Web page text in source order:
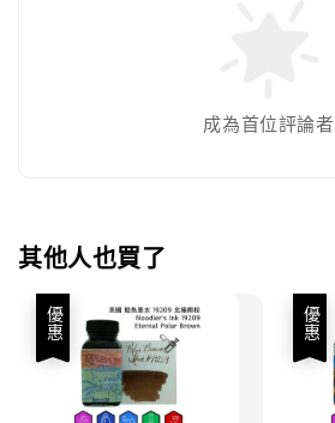
成為首位評論者
其他人也買了
優惠 優惠